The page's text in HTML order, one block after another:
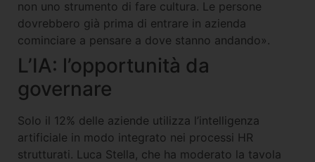
non uno strumento di fare cultura. Le persone
dovrebbero già prima di entrare in azienda
cominciare a pensare a dove stanno andando».
L’IA: l’opportunità da
governare
Solo il 12% delle aziende utilizza l’intelligenza
artificiale in modo integrato nei processi HR
strutturati. Luca Stella, che ha moderato la tavola